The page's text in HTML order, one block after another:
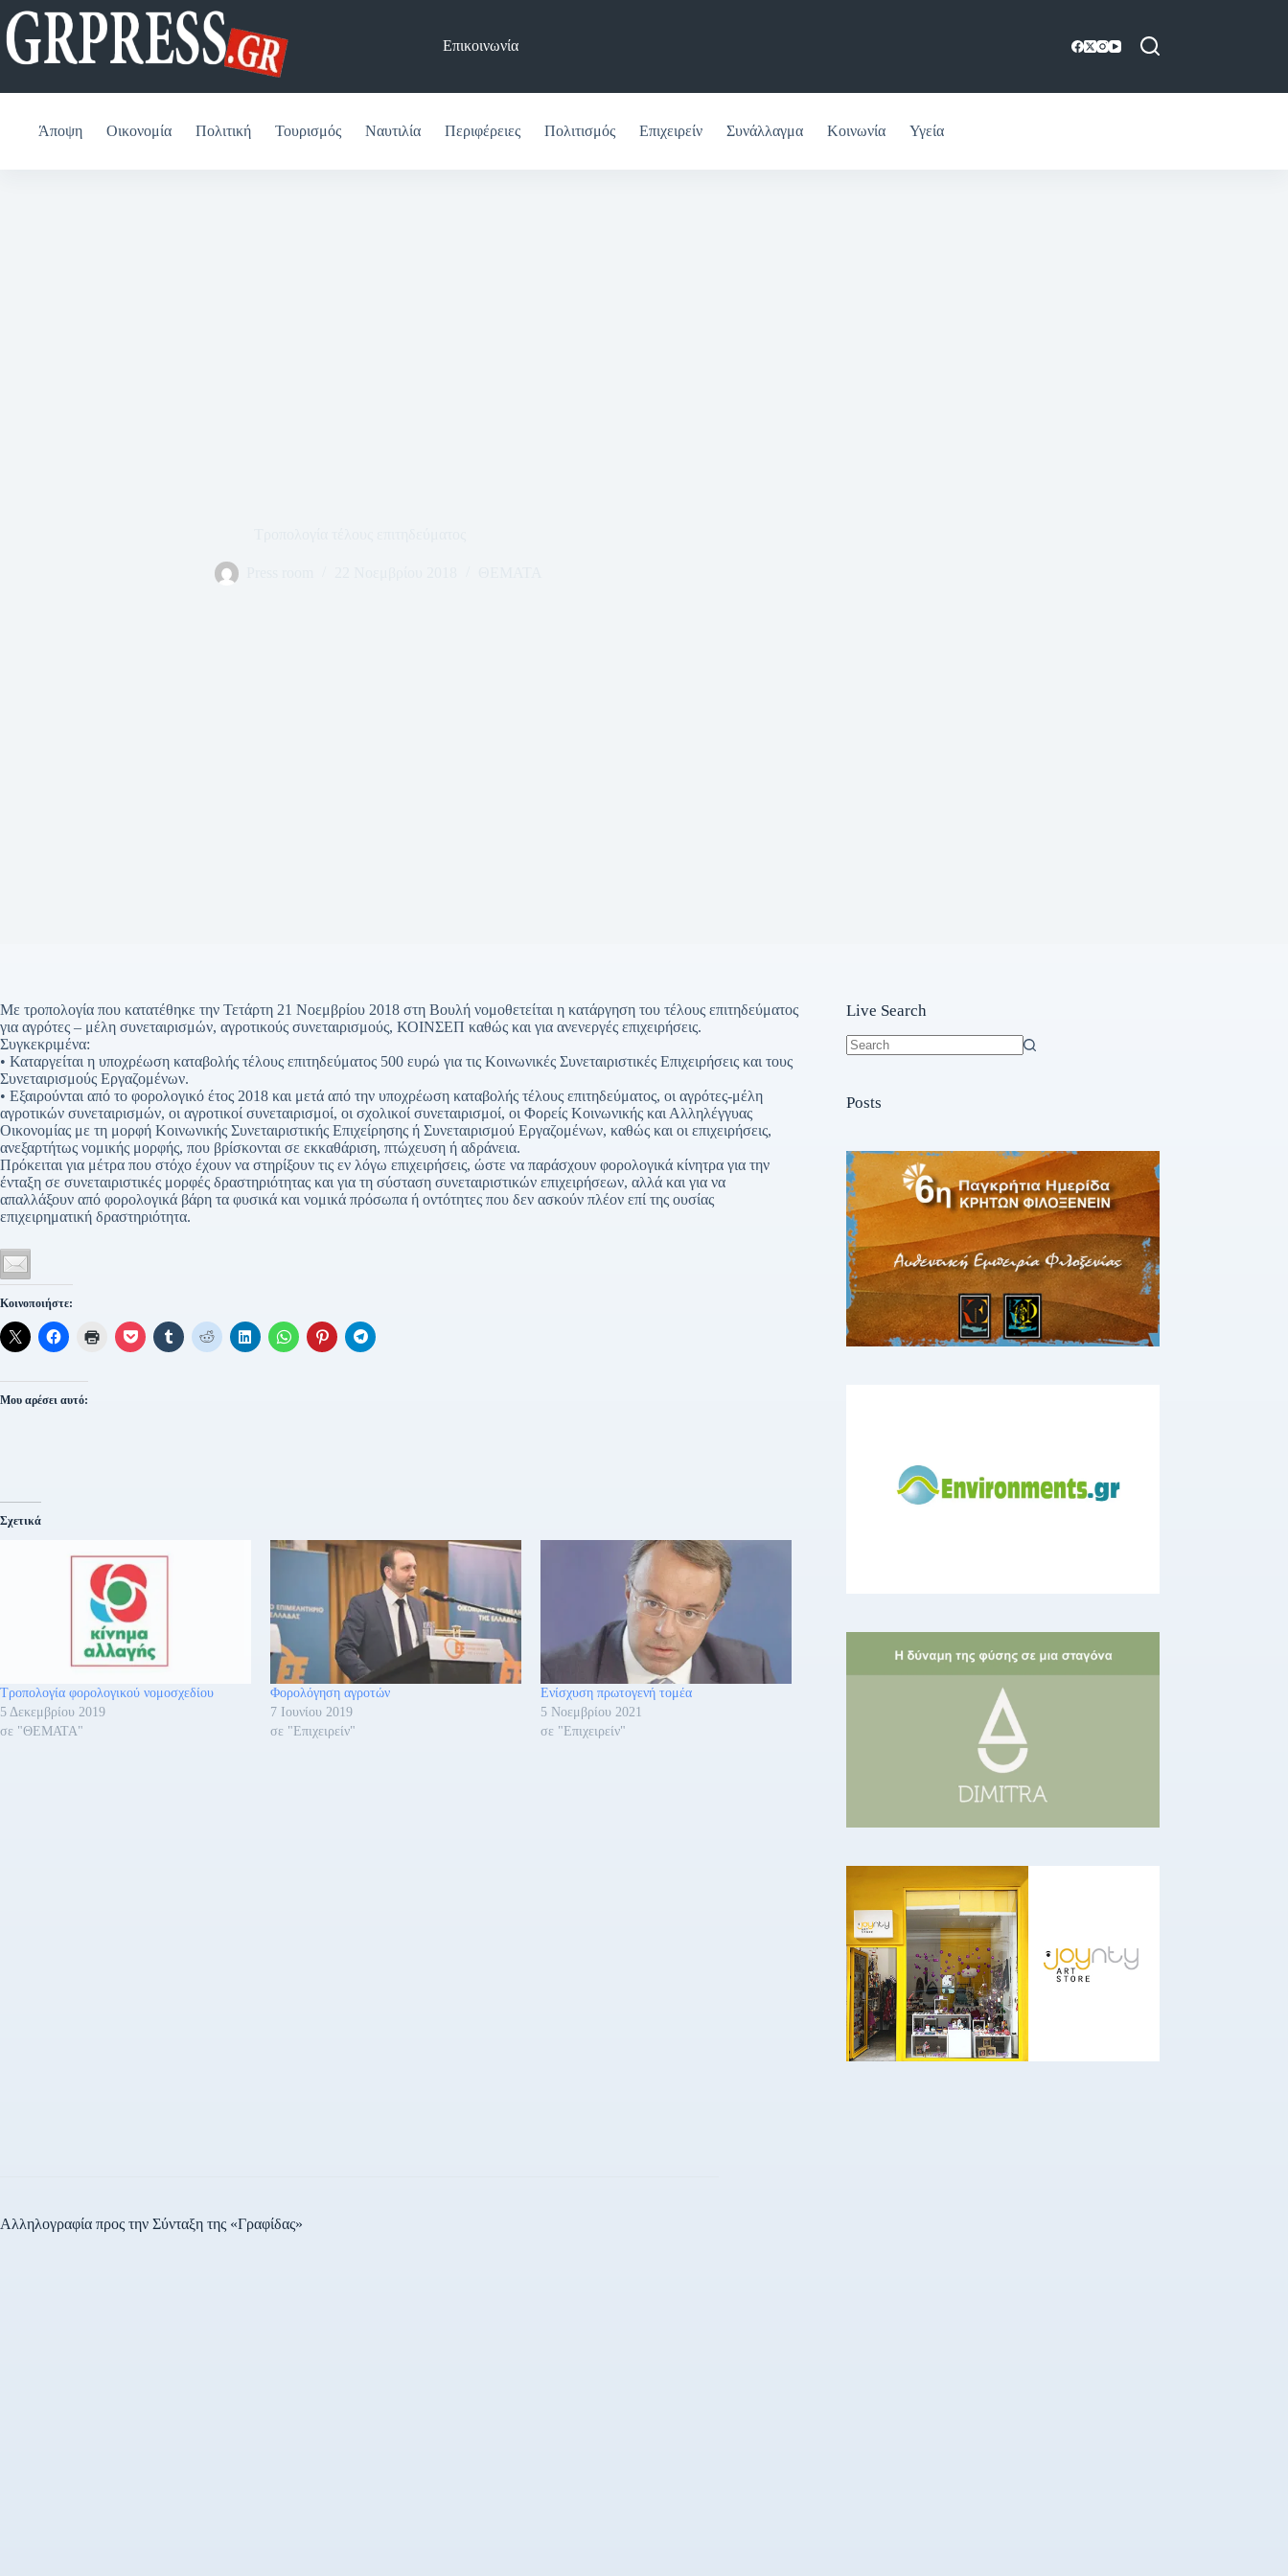
Μετάβαση
στο
περιεχόμενο
Επικοινωνία
Άποψη Οικονομία Πολιτική Τουρισμός Ναυτιλία Περιφέρειες Πολιτισμός Επιχειρείν Συνάλλαγμα Κοινωνία Υγεία
Με τροπολογία που κατατέθηκε την Τετάρτη 21 Νοεμβρίου 2018 στη Βουλή νομοθετείται η κατάργηση του τέλους επιτηδεύματος
για αγρότες – μέλη συνεταιρισμών, αγροτικούς συνεταιρισμούς, ΚΟΙΝΣΕΠ καθώς και για ανενεργές επιχειρήσεις.
Συγκεκριμένα:
• Καταργείται η υποχρέωση καταβολής τέλους επιτηδεύματος 500 ευρώ για τις Κοινωνικές Συνεταιριστικές Επιχειρήσεις και τους
Συνεταιρισμούς Εργαζομένων.
• Εξαιρούνται από το φορολογικό έτος 2018 και μετά από την υποχρέωση καταβολής τέλους επιτηδεύματος, οι αγρότες-μέλη
αγροτικών συνεταιρισμών, οι αγροτικοί συνεταιρισμοί, οι σχολικοί συνεταιρισμοί, οι Φορείς Κοινωνικής και Αλληλέγγυας
Οικονομίας με τη μορφή Κοινωνικής Συνεταιριστικής Επιχείρησης ή Συνεταιρισμού Εργαζομένων, καθώς και οι επιχειρήσεις,
ανεξαρτήτως νομικής μορφής, που βρίσκονται σε εκκαθάριση, πτώχευση ή αδράνεια.
Πρόκειται για μέτρα που στόχο έχουν να στηρίξουν τις εν λόγω επιχειρήσεις, ώστε να παράσχουν φορολογικά κίνητρα για την
ένταξη σε συνεταιριστικές μορφές δραστηριότητας και για τη σύσταση συνεταιριστικών επιχειρήσεων, αλλά και για να
απαλλάξουν από φορολογικά βάρη τα φυσικά και νομικά πρόσωπα ή οντότητες που δεν ασκούν πλέον επί της ουσίας
επιχειρηματική δραστηριότητα.
Κοινοποιήστε:
Μου αρέσει αυτό:
Σχετικά
Τροπολογία φορολογικού νομοσχεδίου
5 Δεκεμβρίου 2019
σε "ΘΕΜΑΤΑ"
Φορολόγηση αγροτών
7 Ιουνίου 2019
σε "Επιχειρείν"
Ενίσχυση πρωτογενή τομέα
5 Νοεμβρίου 2021
σε "Επιχειρείν"
Live Search
Posts
Αλληλογραφία προς την Σύνταξη της «Γραφίδας»